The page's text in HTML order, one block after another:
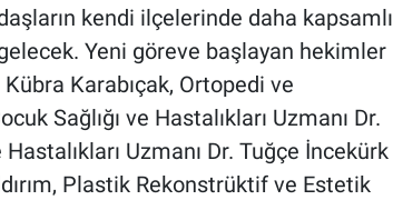
kendi ilçelerinde daha kapsamlı
Yeni göreve başlayan hekimler
Kübra Karabıçak, Ortopedi ve
Sağlığı ve Hastalıkları Uzmanı Dr.
Uzmanı Dr. Tuğçe İncekürk
Plastik Rekonstrüktif ve Estetik